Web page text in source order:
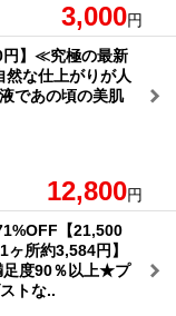
3,000円
円】≪究極の最新
然な仕上がりが人
であの頃の美肌
12,800円
【21,500
所約3,584円】
足度90％以上★プ
トな..